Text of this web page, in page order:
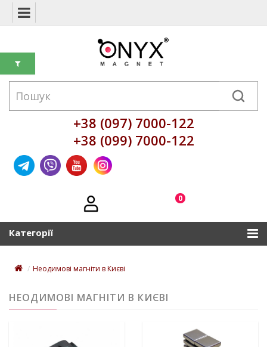
+38 (097) 7000-122
+38 (099) 7000-122
0
Категорії
Неодимові магніти в Києві
НЕОДИМОВІ МАГНІТИ В КИЄВІ